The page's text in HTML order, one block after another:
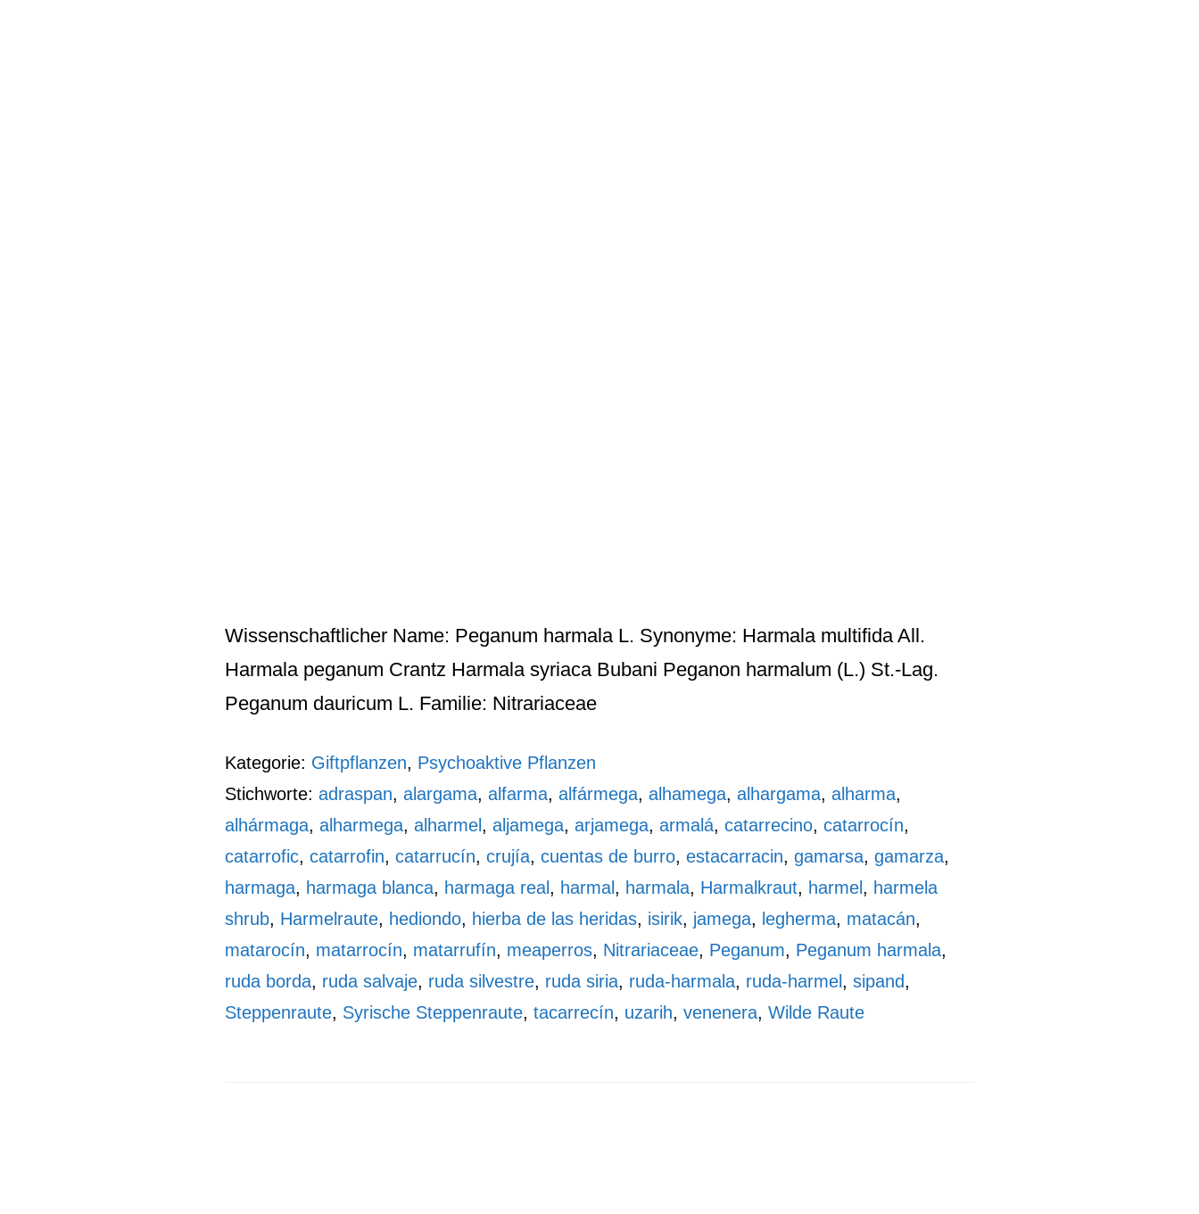
Wissenschaftlicher Name: Peganum harmala L. Synonyme: Harmala multifida All.
Harmala peganum Crantz Harmala syriaca Bubani Peganon harmalum (L.) St.-Lag.
Peganum dauricum L. Familie: Nitrariaceae
Kategorie: Giftpflanzen, Psychoaktive Pflanzen
Stichworte: adraspan, alargama, alfarma, alfármega, alhamega, alhargama, alharma,
alhármaga, alharmega, alharmel , aljamega, arjamega, armalá, catarrecino, catarrocín,
catarrofic, catarrofin, catarrucín, crujía, cuentas de burro, estacarracin, gamarsa, gamarza,
harmaga, harmaga blanca, harmaga real , harmal , harmala, Harmalkraut, harmel , harmela
shrub, Harmelraute, hediondo, hierba de las heridas, isirik, jamega, legherma, matacán,
matarocín, matarrocín, matarrufín, meaperros, Nitrariaceae, Peganum, Peganum harmala,
ruda borda, ruda salvaje, ruda silvestre, ruda siria, ruda-harmala, ruda-harmel , sipand,
Steppenraute, Syrische Steppenraute, tacarrecín, uzarih, venenera, Wilde Raute